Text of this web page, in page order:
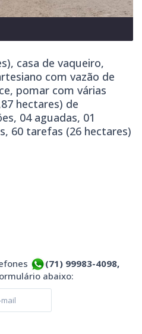
casa de vaqueiro,
com vazão de
pomar com várias
hectares) de
04 aguadas, 01
60 tarefas (26 hectares)
(71) 99983-4098,
abaixo: